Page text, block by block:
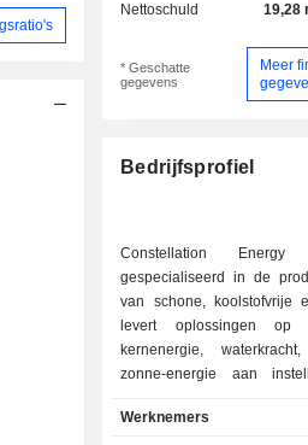
Nettoschuld 19,28
* Geschatte
gegevens
Meer
Bedrijfsprofiel
Constellation
gespecialiseerd in de
van schone, koolstofvrije
levert oplossingen
kernenergie,
zonne-energie aan
Werknemers